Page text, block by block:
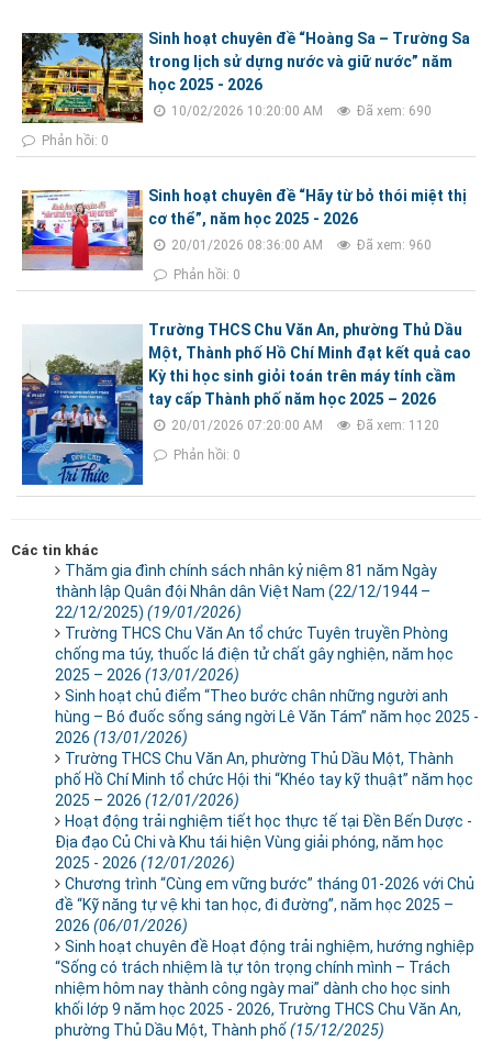
Sinh hoạt chuyên đề “Hoàng Sa – Trường Sa
trong lịch sử dựng nước và giữ nước” năm
học 2025 - 2026
10/02/2026 10:20:00 AM
Đã xem: 690
Phản hồi: 0
Sinh hoạt chuyên đề “Hãy từ bỏ thói miệt thị
cơ thể”, năm học 2025 - 2026
20/01/2026 08:36:00 AM
Đã xem: 960
Phản hồi: 0
Trường THCS Chu Văn An, phường Thủ Dầu
Một, Thành phố Hồ Chí Minh đạt kết quả cao
Kỳ thi học sinh giỏi toán trên máy tính cầm
tay cấp Thành phố năm học 2025 – 2026
20/01/2026 07:20:00 AM
Đã xem: 1120
Phản hồi: 0
Các tin khác
Thăm gia đình chính sách nhân kỷ niệm 81 năm Ngày
thành lập Quân đội Nhân dân Việt Nam (22/12/1944 –
22/12/2025) (19/01/2026)
Trường THCS Chu Văn An tổ chức Tuyên truyền Phòng
chống ma túy, thuốc lá điện tử chất gây nghiện, năm học
2025 – 2026 (13/01/2026)
Sinh hoạt chủ điểm “Theo bước chân những người anh
hùng – Bó đuốc sống sáng ngời Lê Văn Tám” năm học 2025 -
2026 (13/01/2026)
Trường THCS Chu Văn An, phường Thủ Dầu Một, Thành
phố Hồ Chí Minh tổ chức Hội thi “Khéo tay kỹ thuật” năm học
2025 – 2026 (12/01/2026)
Hoạt động trải nghiệm tiết học thực tế tại Đền Bến Dược -
Địa đạo Củ Chi và Khu tái hiện Vùng giải phóng, năm học
2025 - 2026 (12/01/2026)
Chương trình “Cùng em vững bước” tháng 01-2026 với Chủ
đề “Kỹ năng tự vệ khi tan học, đi đường”, năm học 2025 –
2026 (06/01/2026)
Sinh hoạt chuyên đề Hoạt động trải nghiệm, hướng nghiệp
“Sống có trách nhiệm là tự tôn trọng chính mình – Trách
nhiệm hôm nay thành công ngày mai” dành cho học sinh
khối lớp 9 năm học 2025 - 2026, Trường THCS Chu Văn An,
phường Thủ Dầu Một, Thành phố (15/12/2025)